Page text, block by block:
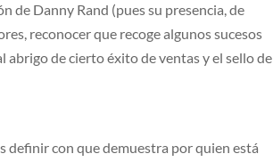
de Danny Rand (pues su presencia, de
reconocer que recoge algunos sucesos
abrigo de cierto éxito de ventas y el sello de
definir con que demuestra por quien está